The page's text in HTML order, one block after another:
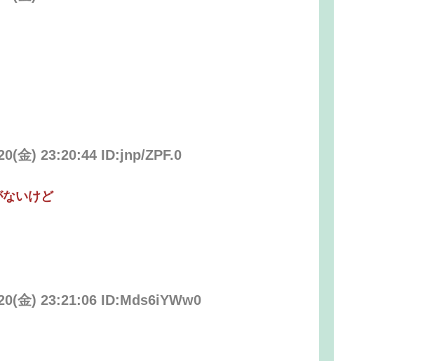
金) 23:20:44 ID:jnp/ZPF.0
いけど
金) 23:21:06 ID:Mds6iYWw0